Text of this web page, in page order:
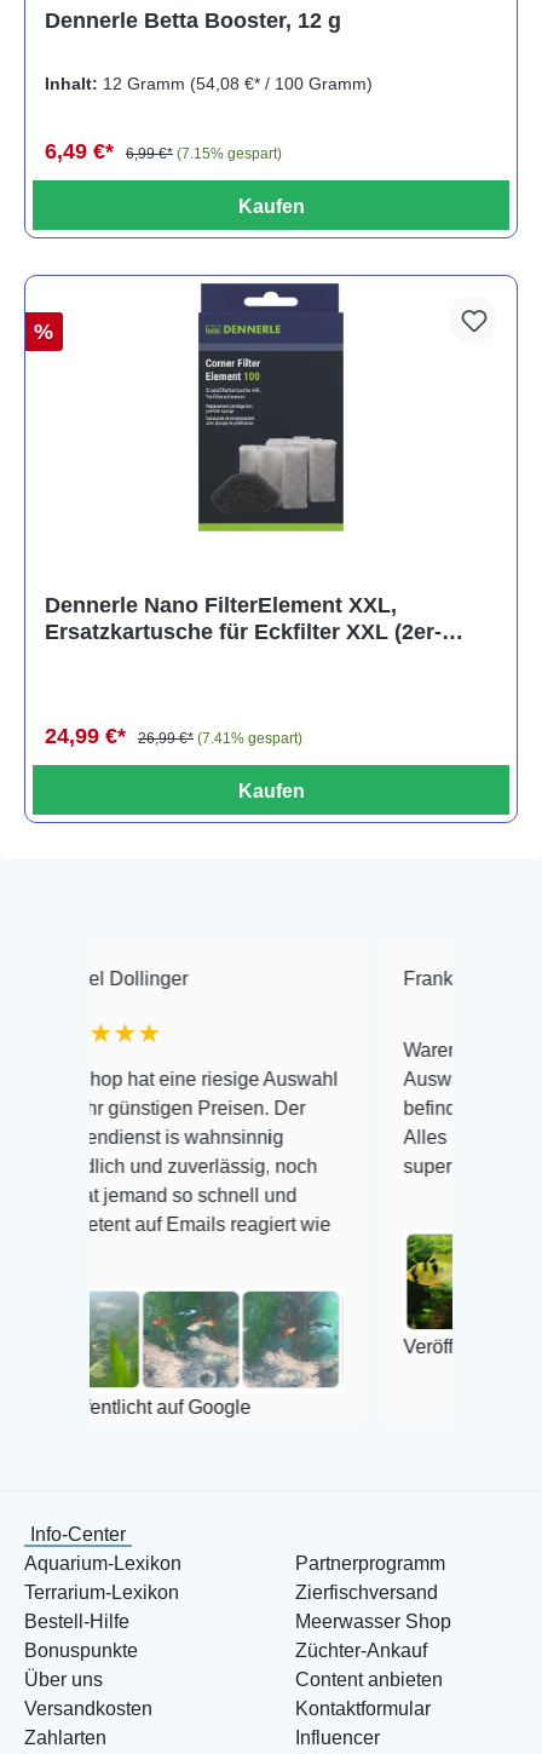
Dennerle Betta Booster, 12 g
Inhalt: 12 Gramm (54,08 €* / 100 Gramm)
6,49 €* 6,99 €* (7.15% gespart)
Kaufen
%
Dennerle Nano FilterElement XXL,
Ersatzkartusche für Eckfilter XXL (2er-
24,99 €* 26,99 €* (7.41% gespart)
Kaufen
hat eine riesige Auswahl
Preisen. Der
is wahnsinnig
und zuverlässig, noch
so schnell und
auf Emails reagiert wie
auf Google
Frank Hackmayer
Warenanlieferung Top und
Auswahl plus
befinden der Fische
Alles ist quick lebendig und
super Zustand. Gerne
Veröffentlicht auf Google
Info-Center
Aquarium-Lexikon
Terrarium-Lexikon
Bestell-Hilfe
Bonuspunkte
Über uns
Versandkosten
Zahlarten
Partnerprogramm
Zierfischversand
Meerwasser Shop
Züchter-Ankauf
Content anbieten
Kontaktformular
Influencer